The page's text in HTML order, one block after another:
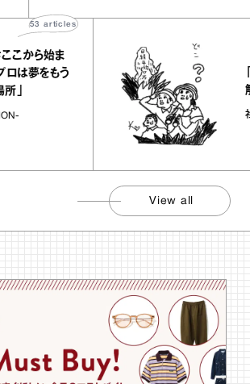
ら始ま
夢をもう
articles
解説
社会
View all